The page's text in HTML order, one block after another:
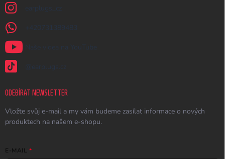
earplugs_cz
+420731389483
Naše videa na YouTube
@earplugs.cz
ODEBÍRAT NEWSLETTER
Vložte svůj e-mail a my vám budeme zasílat informace o nových
produktech na našem e-shopu.
E-MAIL